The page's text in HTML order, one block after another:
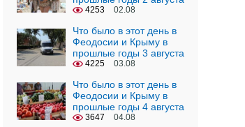
4253 02.08
Что было в этот день в
Феодосии и Крыму в
прошлые годы 3 августа
4225 03.08
Что было в этот день в
Феодосии и Крыму в
прошлые годы 4 августа
3647 04.08